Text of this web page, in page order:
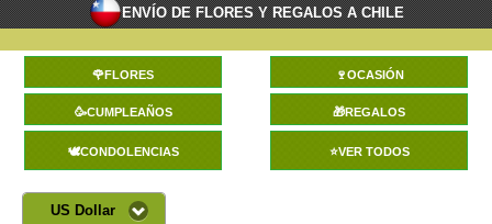
ENVÍO DE FLORES Y REGALOS A CHILE
🌹FLORES 🍷OCASIÓN
🥳CUMPLEAÑOS 🎁REGALOS
🕊️CONDOLENCIAS ⭐VER TODOS
US Dollar